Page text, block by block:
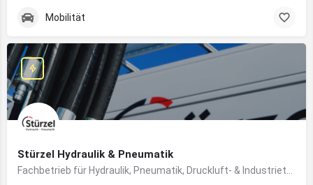
Mobilität
Stürzel Hydraulik & Pneumatik